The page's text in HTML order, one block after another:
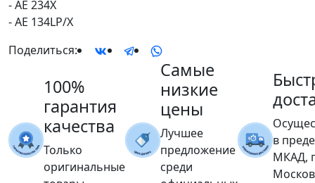
- AE 234X
- AE 134LP/X
Поделиться:
100%
гарантия
качества
Только
оригинальные
Самые
низкие
цены
Лучшее
предложение
среди
в
МКАД,